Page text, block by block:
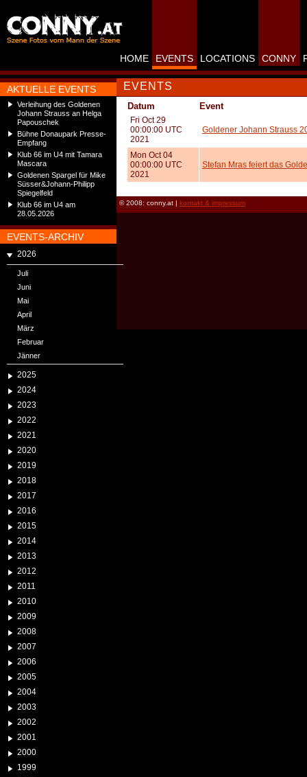
AKTUELLE EVENTS
Verleihung des Goldenen
Johann Strauss an Helga
Papouschek
Bühne Donaupark Presse-
Empfang
Klub 66 im U4 mit Tamara
Mascara
Goldenen Spargel für Mike
Süsser&Johann-Philipp
Spiegelfeld
Klub 66 im U4 am
28.05.2026
EVENTS-ARCHIV
2026
Juli
Juni
Mai
April
März
Februar
Jänner
2025
2024
2023
2022
2021
2020
2019
2018
2017
2016
2015
2014
2013
2012
2011
2010
2009
2008
2007
2006
2005
2004
2003
2002
2001
2000
1999
HOME EVENTS LOCATIONS CONNY
EVENTS
Datum Event
Fri Oct 29
00:00:00 UTC
2021
Goldener Johann Strauss
Mon Oct 04
00:00:00 UTC
2021
Stefan Mras feiert das
© 2008: conny.at | kontakt & impressum